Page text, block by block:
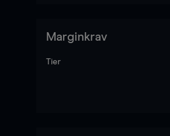
Marginkrav
Tier